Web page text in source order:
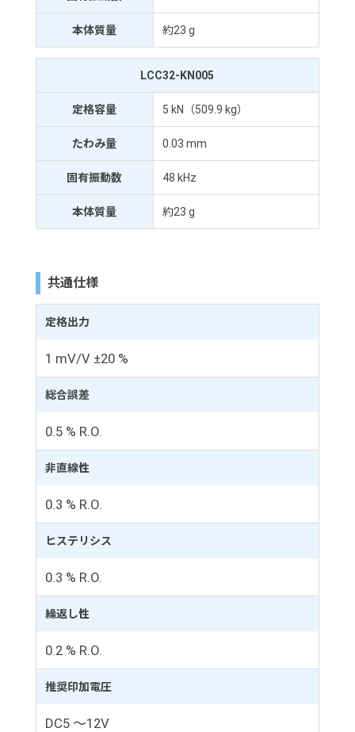
本体質量 約23 g
LCC32-KN005
定格容量 5 kN（509.9 kg）
たわみ量 0.03 mm
固有振動数 48 kHz
本体質量 約23 g
共通仕様
定格出力
1 mV/V ±20 %
総合誤差
0.5 % R.O.
非直線性
0.3 % R.O.
ヒステリシス
0.3 % R.O.
繰返し性
0.2 % R.O.
推奨印加電圧
DC5 ～12V